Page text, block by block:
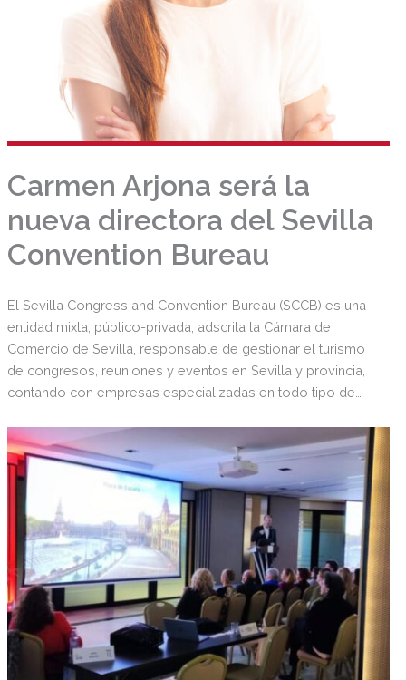
Carmen Arjona será la
nueva directora del Sevilla
Convention Bureau
El Sevilla Congress and Convention Bureau (SCCB) es una
entidad mixta, público-privada, adscrita la Cámara de
Comercio de Sevilla, responsable de gestionar el turismo
de congresos, reuniones y eventos en Sevilla y provincia,
contando con empresas especializadas en todo tipo de
mejores resultados en la gestión de cualquier tipo de
evento MICE (turismo de negocios).